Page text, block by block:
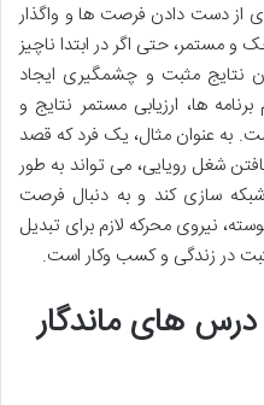
از دست دادن فرصت ها و واگذار
و مستمر، حتی اگر در ابتدا ناچیز
نتایج مثبت و چشمگیری ایجاد
ها، ارزیابی مستمر نتایج و
به عنوان مثال، یک فرد که قصد
شغل رویایی، می تواند به طور
سازی کند و به دنبال فرصت
نیروی محرکه لازم برای تبدیل
در زندگی و کسب وکار است.
های ماندگار